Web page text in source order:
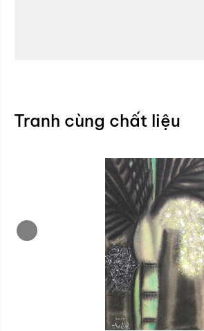
Tranh cùng chất liệu